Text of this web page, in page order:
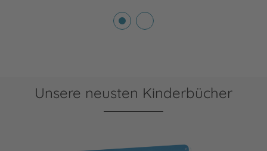
Unsere neusten Kinderbücher